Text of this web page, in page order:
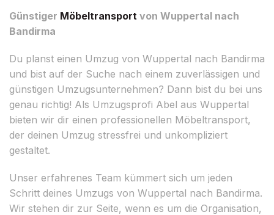
Günstiger Möbeltransport von Wuppertal nach
Bandirma
Du planst einen Umzug von Wuppertal nach Bandirma
und bist auf der Suche nach einem zuverlässigen und
günstigen Umzugsunternehmen? Dann bist du bei uns
genau richtig! Als Umzugsprofi Abel aus Wuppertal
bieten wir dir einen professionellen Möbeltransport,
der deinen Umzug stressfrei und unkompliziert
gestaltet.
Unser erfahrenes Team kümmert sich um jeden
Schritt deines Umzugs von Wuppertal nach Bandirma.
Wir stehen dir zur Seite, wenn es um die Organisation,